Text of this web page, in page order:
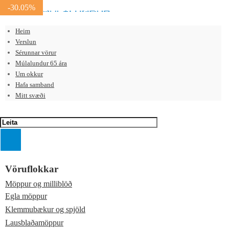
Heim
Verslun
Sérunnar vörur
Múlalundur 65 ára
Um okkur
Hafa samband
Mitt svæði
Vöruflokkar
Möppur og milliblöð
Egla möppur
Klemmubækur og spjöld
Lausblaðamöppur
-30.05%